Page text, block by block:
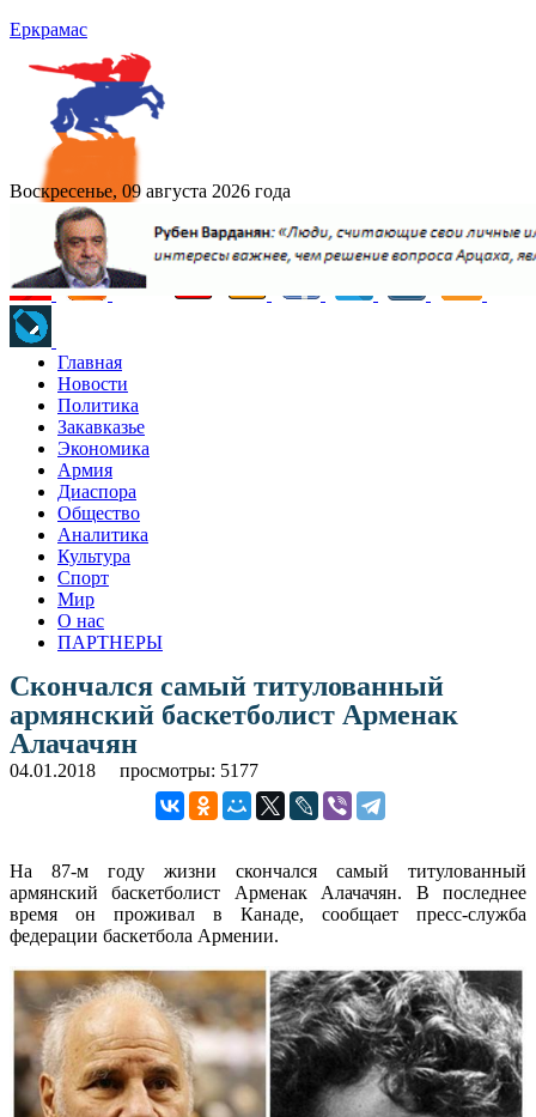
Еркрамас
Воскресенье, 09 августа 2026 года
Главная
Новости
Политика
Закавказье
Экономика
Армия
Диаспора
Общество
Аналитика
Культура
Спорт
Мир
О нас
ПАРТНЕРЫ
Скончался самый титулованный
армянский баскетболист Арменак
Алачачян
04.01.2018 просмотры: 5177
На 87-м году жизни скончался самый титулованный
армянский баскетболист Арменак Алачачян. В последнее
время он проживал в Канаде, сообщает пресс-служба
федерации баскетбола Армении.